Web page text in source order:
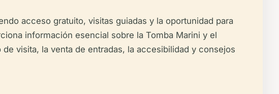
acceso gratuito, visitas guiadas y la oportunidad para
información esencial sobre la Tomba Marini y el
visita, la venta de entradas, la accesibilidad y consejos